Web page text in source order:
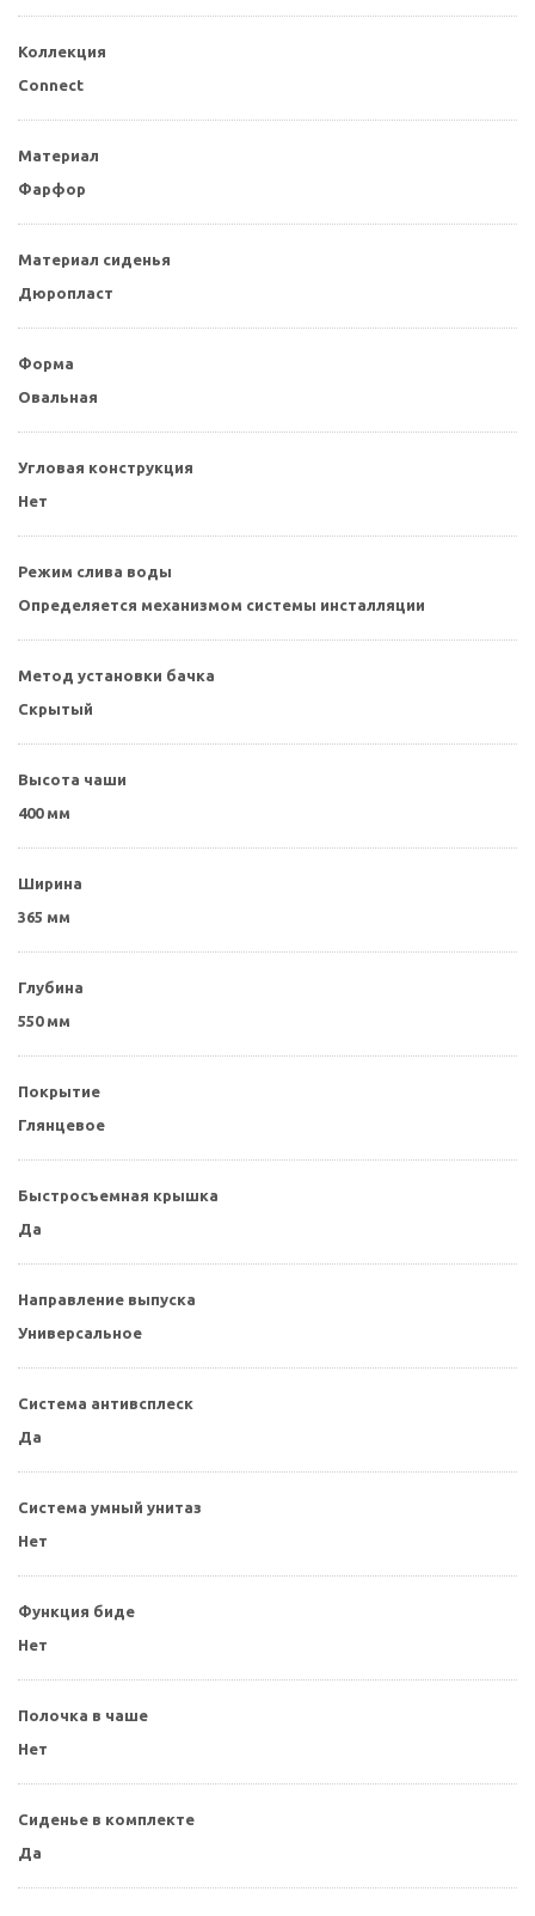
Коллекция
Connect
Материал
Фарфор
Материал сиденья
Дюропласт
Форма
Овальная
Угловая конструкция
Нет
Режим слива воды
Определяется механизмом системы инсталляции
Метод установки бачка
Скрытый
Высота чаши
400 мм
Ширина
365 мм
Глубина
550 мм
Покрытие
Глянцевое
Быстросъемная крышка
Да
Направление выпуска
Универсальное
Система антивсплеск
Да
Система умный унитаз
Нет
Функция биде
Нет
Полочка в чаше
Нет
Сиденье в комплекте
Да